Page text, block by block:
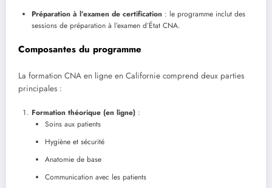
Préparation à l’examen de certification : le programme inclut des
sessions de préparation à l’examen d’État CNA.
Composantes du programme
La formation CNA en ligne en Californie comprend deux parties
principales :
Formation théorique (en ligne) :
Soins aux patients
Hygiène et sécurité
Anatomie de base
Communication avec les patients